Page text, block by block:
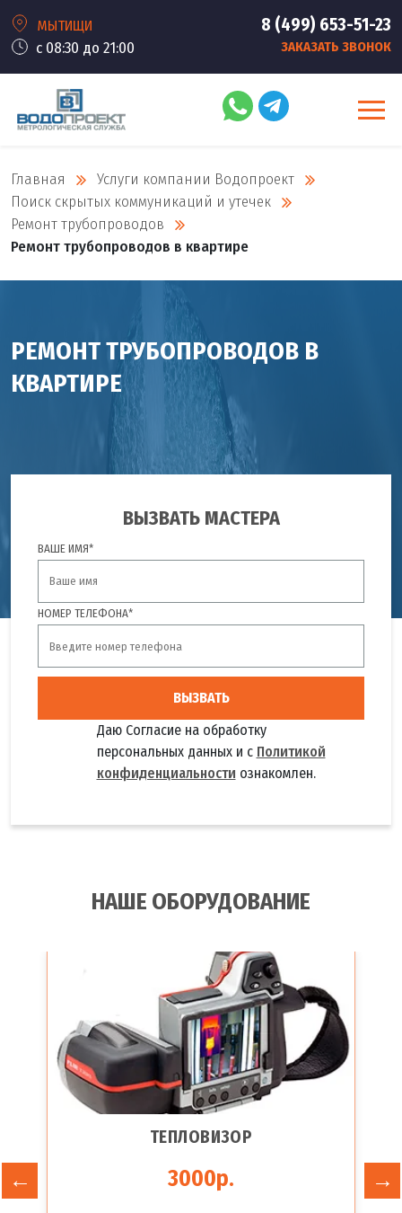
МЫТИЩИ
с 08:30 до 21:00
8 (499) 653-51-23
ЗАКАЗАТЬ ЗВОНОК
Главная
Услуги компании Водопроект
Поиск скрытых коммуникаций и утечек
Ремонт трубопроводов
Ремонт трубопроводов в квартире
РЕМОНТ ТРУБОПРОВОДОВ В
КВАРТИРЕ
ВЫЗВАТЬ МАСТЕРА
ВАШЕ ИМЯ*
НОМЕР ТЕЛЕФОНА*
ВЫЗВАТЬ
Даю Согласие на обработку
персональных данных и с Политикой
конфиденциальности ознакомлен.
НАШЕ ОБОРУДОВАНИЕ
ТЕПЛОВИЗОР
3000р.